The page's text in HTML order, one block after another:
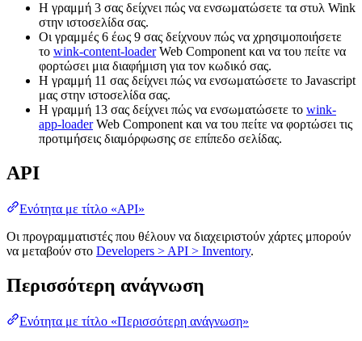
Η γραμμή 3 σας δείχνει πώς να ενσωματώσετε τα στυλ Wink
στην ιστοσελίδα σας.
Οι γραμμές 6 έως 9 σας δείχνουν πώς να χρησιμοποιήσετε
το wink-content-loaderWeb Component και να του πείτε να
φορτώσει μια διαφήμιση για τον κωδικό σας.
Η γραμμή 11 σας δείχνει πώς να ενσωματώσετε το Javascript
μας στην ιστοσελίδα σας.
Η γραμμή 13 σας δείχνει πώς να ενσωματώσετε το wink-
app-loaderWeb Component και να του πείτε να φορτώσει τις
προτιμήσεις διαμόρφωσης σε επίπεδο σελίδας.
API
Ενότητα με τίτλο «API»
Οι προγραμματιστές που θέλουν να διαχειριστούν χάρτες μπορούν
να μεταβούν στο Developers > API > Inventory.
Περισσότερη ανάγνωση
Ενότητα με τίτλο «Περισσότερη ανάγνωση»